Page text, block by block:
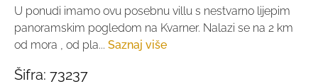
U ponudi imamo ovu posebnu villu s nestvarno lijepim
panoramskim pogledom na Kvarner. Nalazi se na 2 km
od mora , od pla... Saznaj više
Šifra: 73237